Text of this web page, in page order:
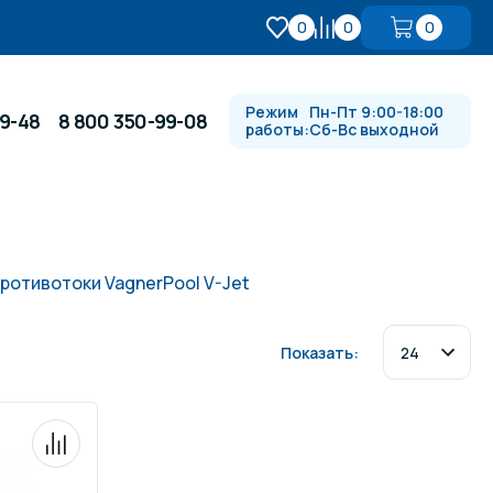
0 0 0
Водопады, водяные пушки и
48 8 800 350-99-08
Режим
работы:
Пн-Пт 9:00-18:00
Сб-Вс выходной
VagnerPool V-Jet
Показать: